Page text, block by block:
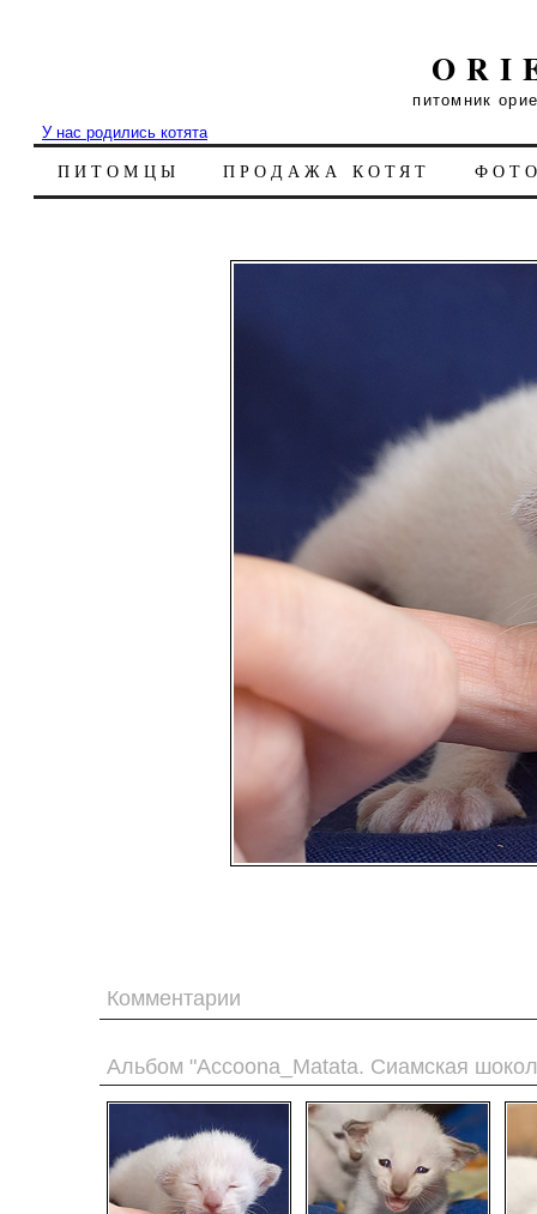
питомник
У нас родились котята
ПИТОМЦЫ ПРОДАЖА КОТЯТ
Комментарии
Альбом "Accoona_Matata. Сиамская